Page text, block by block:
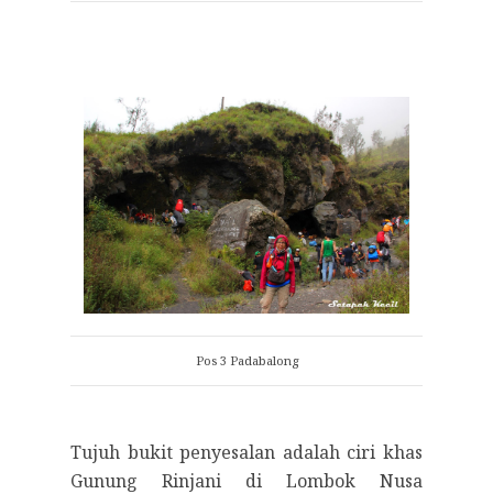
Pos 3 Padabalong
Tujuh bukit penyesalan adalah ciri khas
Gunung Rinjani di Lombok Nusa